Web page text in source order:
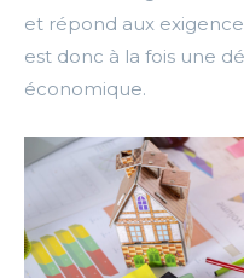
et répond aux
est donc à la fois une
économique.